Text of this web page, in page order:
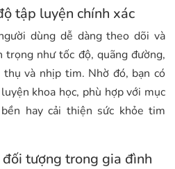
tập luyện chính xác
dùng dễ dàng theo dõi và
trọng như tốc độ, quãng đường,
và nhịp tim. Nhờ đó, bạn có
khoa học, phù hợp với mục
hay cải thiện sức khỏe tim
tượng trong gia đình